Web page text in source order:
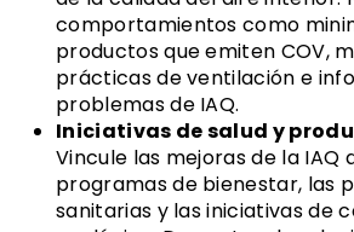
comportamientos como
productos que emiten COV,
prácticas de ventilación e
problemas de IAQ.
Iniciativas de salud y
Vincule las mejoras de la IAQ
programas de bienestar, las
sanitarias y las iniciativas de